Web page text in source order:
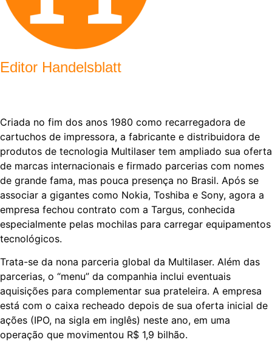
Editor Handelsblatt
Criada no fim dos anos 1980 como recarregadora de
cartuchos de impressora, a fabricante e distribuidora de
produtos de tecnologia Multilaser tem ampliado sua oferta
de marcas internacionais e firmado parcerias com nomes
de grande fama, mas pouca presença no Brasil. Após se
associar a gigantes como Nokia, Toshiba e Sony, agora a
empresa fechou contrato com a Targus, conhecida
especialmente pelas mochilas para carregar equipamentos
tecnológicos.
Trata-se da nona parceria global da Multilaser. Além das
parcerias, o “menu” da companhia inclui eventuais
aquisições para complementar sua prateleira. A empresa
está com o caixa recheado depois de sua oferta inicial de
ações (IPO, na sigla em inglês) neste ano, em uma
operação que movimentou R$ 1,9 bilhão.